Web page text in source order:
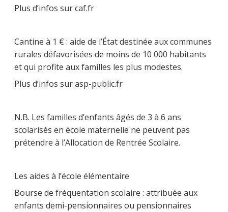
Plus d’infos sur caf.fr
Cantine à 1 € : aide de l’État destinée aux communes
rurales défavorisées de moins de 10 000 habitants
et qui profite aux familles les plus modestes.
Plus d’infos sur asp-public.fr
N.B. Les familles d’enfants âgés de 3 à 6 ans
scolarisés en école maternelle ne peuvent pas
prétendre à l’Allocation de Rentrée Scolaire.
Les aides à l’école élémentaire
Bourse de fréquentation scolaire : attribuée aux
enfants demi-pensionnaires ou pensionnaires